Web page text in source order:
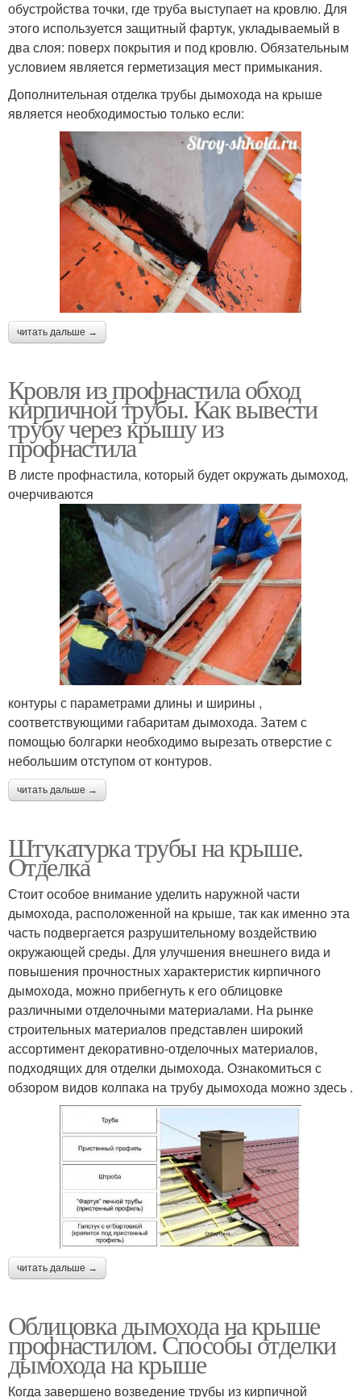
обустройства точки, где труба выступает на кровлю. Для
этого используется защитный фартук, укладываемый в
два слоя: поверх покрытия и под кровлю. Обязательным
условием является герметизация мест примыкания.
Дополнительная отделка трубы дымохода на крыше
является необходимостью только если:
читать дальше →
Кровля из профнастила обход
кирпичной трубы. Как вывести
трубу через крышу из
профнастила
В листе профнастила, который будет окружать дымоход,
очерчиваются
контуры с параметрами длины и ширины ,
соответствующими габаритам дымохода. Затем с
помощью болгарки необходимо вырезать отверстие с
небольшим отступом от контуров.
читать дальше →
Штукатурка трубы на крыше.
Отделка
Стоит особое внимание уделить наружной части
дымохода, расположенной на крыше, так как именно эта
часть подвергается разрушительному воздействию
окружающей среды. Для улучшения внешнего вида и
повышения прочностных характеристик кирпичного
дымохода, можно прибегнуть к его облицовке
различными отделочными материалами. На рынке
строительных материалов представлен широкий
ассортимент декоративно-отделочных материалов,
подходящих для отделки дымохода. Ознакомиться с
обзором видов колпака на трубу дымохода можно здесь .
читать дальше →
Облицовка дымохода на крыше
профнастилом. Способы отделки
дымохода на крыше
Когда завершено возведение трубы из кирпичной